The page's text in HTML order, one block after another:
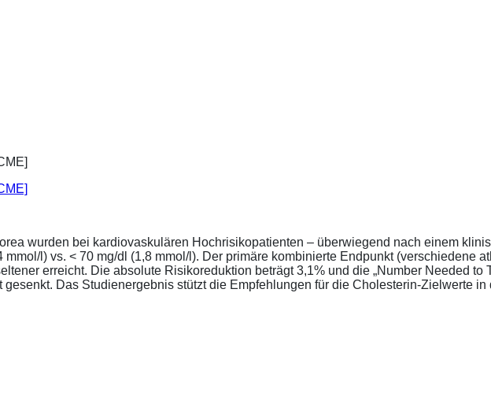
wurden bei kardiovaskulären Hochrisikopatienten – überwiegend nach einem
l) vs. < 70 mg/dl (1,8 mmol/l). Der primäre kombinierte Endpunkt (verschiedene
erreicht. Die absolute Risikoreduktion beträgt 3,1% und die „Number Needed to
Das Studienergebnis stützt die Empfehlungen für die Cholesterin-Zielwerte